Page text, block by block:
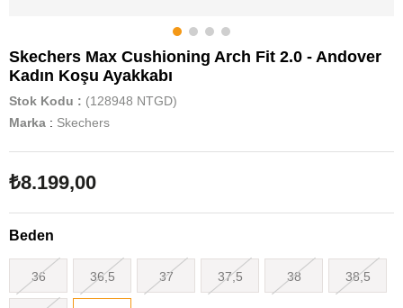
Skechers Max Cushioning Arch Fit 2.0 - Andover
Kadın Koşu Ayakkabı
Stok Kodu
(128948 NTGD)
Marka : Skechers
₺8.199,00
Beden
36 36,5 37 37,5 38 38,5